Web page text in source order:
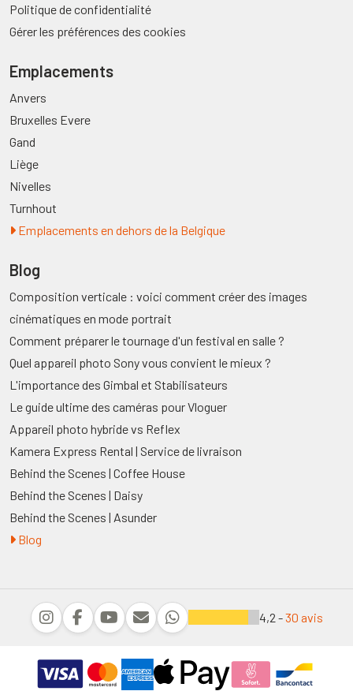
Politique de confidentialité
Gérer les préférences des cookies
Emplacements
Anvers
Bruxelles Evere
Gand
Liège
Nivelles
Turnhout
Emplacements en dehors de la Belgique
Blog
Composition verticale : voici comment créer des images
cinématiques en mode portrait
Comment préparer le tournage d'un festival en salle ?
Quel appareil photo Sony vous convient le mieux ?
L'importance des Gimbal et Stabilisateurs
Le guide ultime des caméras pour Vloguer
Appareil photo hybride vs Reflex
Kamera Express Rental | Service de livraison
Behind the Scenes | Coffee House
Behind the Scenes | Daisy
Behind the Scenes | Asunder
Blog
4,2 -30 avis